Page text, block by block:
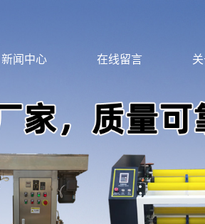
研磨仪
组织研磨仪
三辊研磨仪
新闻中心
公司动态
行业动态
在线留言 关